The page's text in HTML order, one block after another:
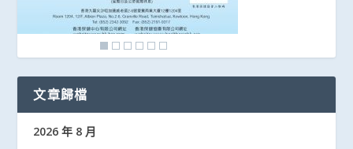
文章歸檔
2026 年 8 月